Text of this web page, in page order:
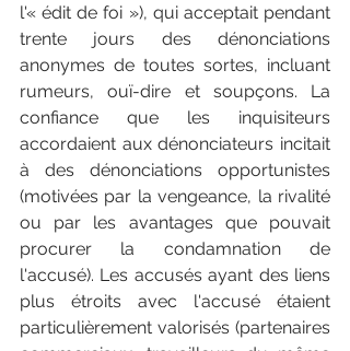
l'« édit de foi »), qui acceptait pendant
trente jours des dénonciations
anonymes de toutes sortes, incluant
rumeurs, ouï-dire et soupçons. La
confiance que les inquisiteurs
accordaient aux dénonciateurs incitait
à des dénonciations opportunistes
(motivées par la vengeance, la rivalité
ou par les avantages que pouvait
procurer la condamnation de
l'accusé). Les accusés ayant des liens
plus étroits avec l'accusé étaient
particulièrement valorisés (partenaires